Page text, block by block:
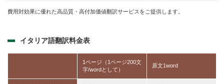
費用対効果に優れた高品質・高付加価値翻訳サービスをご提供します。
イタリア語翻訳料金表
1ページ（1ページ200文
字/wordとして）
原文1word